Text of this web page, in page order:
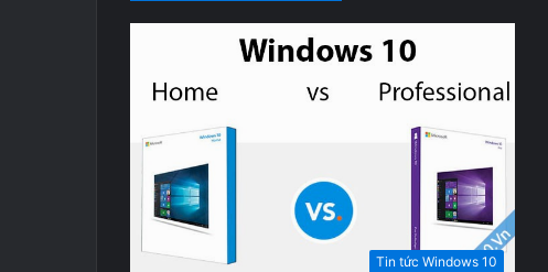
Tin tức Windows 10